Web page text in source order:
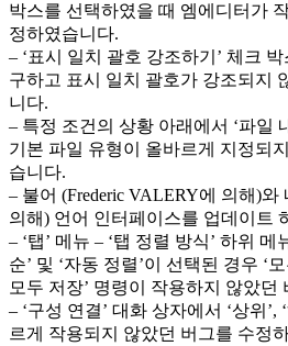
박스를 선택하였을 때 엠에디터가
정하였습니다.
– ‘표시 일치 괄호 강조하기’ 체크
구하고 표시 일치 괄호가 강조되지
니다.
– 특정 조건의 상황 아래에서 ‘파일
기본 파일 유형이 올바르게 지정되
습니다.
– 불어 (Frederic VALERY에 의해)와
의해) 언어 인터페이스를 업데이트
– ‘탭’ 메뉴 – ‘탭 정렬 방식’ 하위 메
순’ 및 ‘자동 정렬’이 선택된 경우 ‘
모두 저장’ 명령이 작용하지 않았던
– ‘구성 연결’ 대화 상자에서 ‘상위’,
르게 작용되지 않았던 버그를 수정